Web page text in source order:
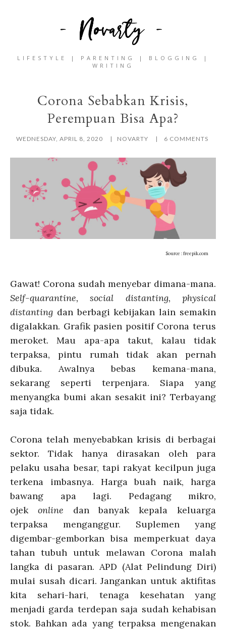
LIFESTYLE | PARENTING | BLOGGING |
WRITING
Corona Sebabkan Krisis,
Perempuan Bisa Apa?
WEDNESDAY, APRIL 8, 2020 NOVARTY 6 COMMENTS
Source : freepik.com
Gawat! Corona sudah menyebar dimana-mana.
Self-quarantine, social distanting, physical
distanting dan berbagi kebijakan lain semakin
digalakkan. Grafik pasien positif Corona terus
meroket. Mau apa-apa takut, kalau tidak
terpaksa, pintu rumah tidak akan pernah
dibuka. Awalnya bebas kemana-mana,
sekarang seperti terpenjara. Siapa yang
menyangka bumi akan sesakit ini? Terbayang
saja tidak.
Corona telah menyebabkan krisis di berbagai
sektor. Tidak hanya dirasakan oleh para
pelaku usaha besar, tapi rakyat kecilpun juga
terkena imbasnya. Harga buah naik, harga
bawang apa lagi. Pedagang mikro,
ojek online dan banyak kepala keluarga
terpaksa menganggur. Suplemen yang
digembar-gemborkan bisa memperkuat daya
tahan tubuh untuk melawan Corona malah
langka di pasaran. APD (Alat Pelindung Diri)
mulai susah dicari. Jangankan untuk aktifitas
kita sehari-hari, tenaga kesehatan yang
menjadi garda terdepan saja sudah kehabisan
stok. Bahkan ada yang terpaksa mengenakan